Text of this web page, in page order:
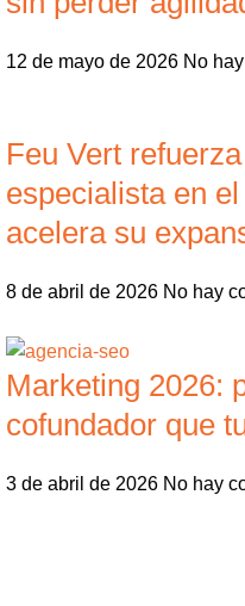
12 de mayo de 2026 No
Feu Vert
especialista en
acelera su
8 de abril de 2026 No hay
Marketing 2026:
cofundador que
3 de abril de 2026 No hay